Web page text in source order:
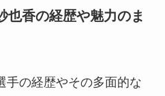
也香の経歴や魅力のま
手の経歴やその多面的な